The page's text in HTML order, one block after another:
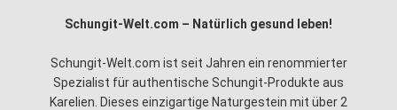
Schungit-Welt.com – Natürlich gesund leben!
Schungit-Welt.com ist seit Jahren ein renommierter
Spezialist für authentische Schungit-Produkte aus
Karelien. Dieses einzigartige Naturgestein mit über 2